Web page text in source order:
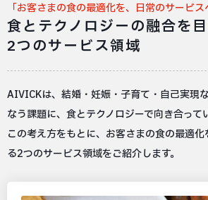
「お客さまの食の最適化を、日常のサービス
食とテクノロジーの融合を目
2つのサービス領域
AIVICKは、結婚・妊娠・子育て・自己実現
なう課題に、食とテクノロジーで向き合って
この考え方をもとに、お客さまの食の最適化
る2つのサービス領域をご紹介します。